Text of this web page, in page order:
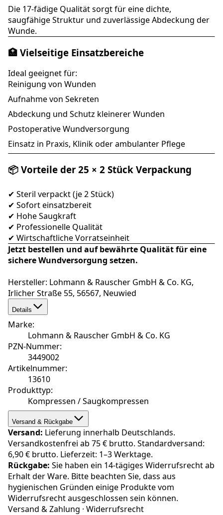
Die 17-fädige Qualität sorgt für eine dichte,
saugfähige Struktur und zuverlässige Abdeckung der
Wunde.
🏥 Vielseitige Einsatzbereiche
Ideal geeignet für:
Reinigung von Wunden
Aufnahme von Sekreten
Abdeckung und Schutz kleinerer Wunden
Postoperative Wundversorgung
Einsatz in Praxis, Klinik oder ambulanter Pflege
📦 Vorteile der 25 × 2 Stück Verpackung
✔ Steril verpackt (je 2 Stück)
✔ Sofort einsatzbereit
✔ Hohe Saugkraft
✔ Professionelle Qualität
✔ Wirtschaftliche Vorratseinheit
Jetzt bestellen und auf bewährte Qualität für eine
sichere Wundversorgung setzen.
Hersteller: Lohmann & Rauscher GmbH & Co. KG,
Irlicher Straße 55, 56567, Neuwied
Details
Marke:
Lohmann & Rauscher GmbH & Co. KG
PZN-Nummer:
3449002
Artikelnummer:
13610
Produkttyp:
Kompressen / Saugkompressen
Versand & Rückgabe
Versand: Lieferung innerhalb Deutschlands.
Versandkostenfrei ab 75 € brutto. Standardversand:
6,90 € brutto. Lieferzeit: 1–3 Werktage.
Rückgabe: Sie haben ein 14-tägiges Widerrufsrecht ab
Erhalt der Ware. Bitte beachten Sie, dass aus
hygienischen Gründen einige Produkte vom
Widerrufsrecht ausgeschlossen sein können.
Versand & Zahlung · Widerrufsrecht